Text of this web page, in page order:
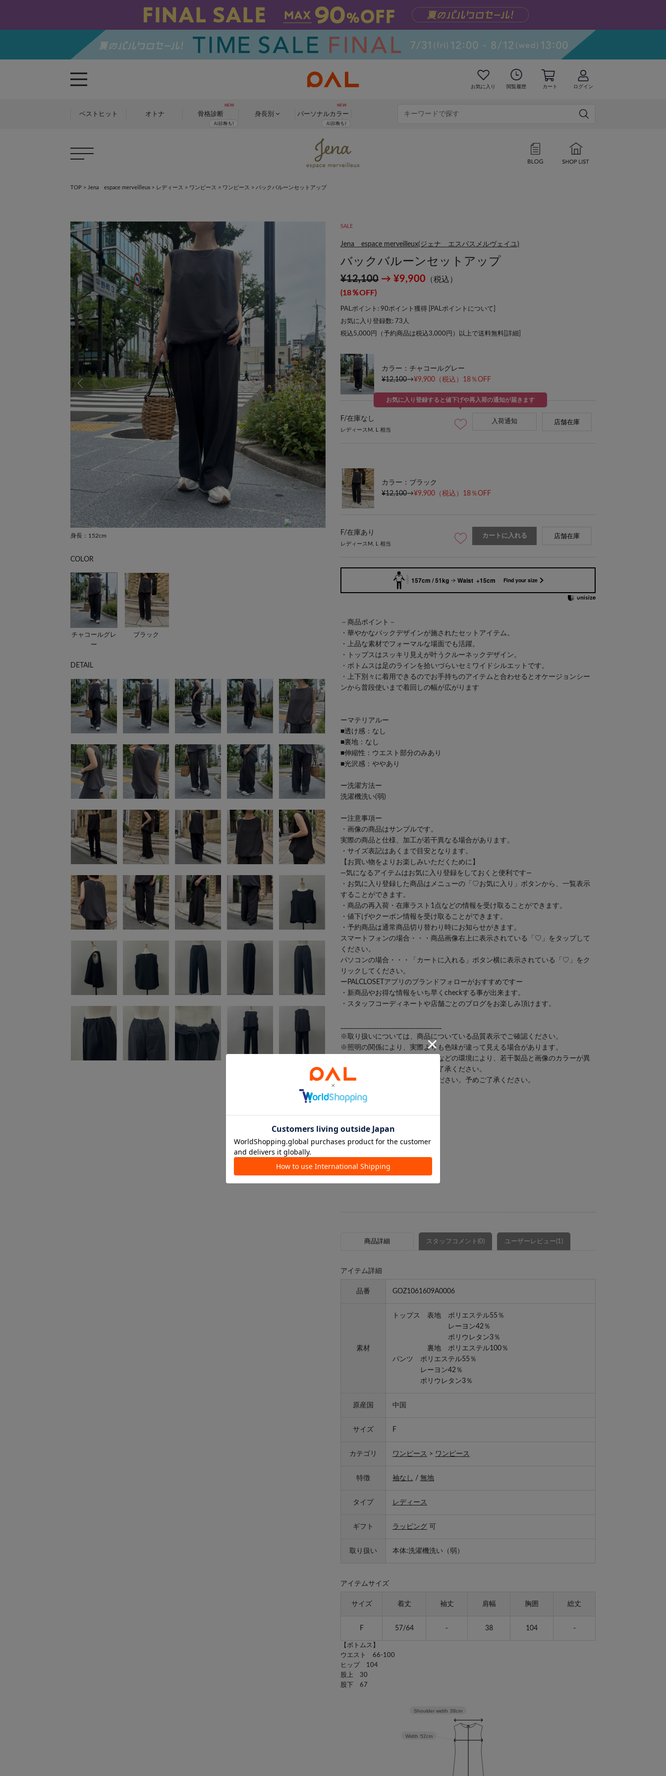
お気に入り 閲覧履歴 カート ログイン
ベストヒット オトナ 骨格診断 身長別 パーソナルカラー
TOP > Jena espace merveilleux > レディース > ワンピース > ワンピース > バックバルーンセットアップ
身長：152cm 身長：152cm
COLOR
チャコールグレ
ー
ブラック
DETAIL
SALE
Jena espace merveilleux(ジェナ エスパスメルヴェイユ)
バックバルーンセットアップ
¥12,100 → ¥9,900 （税込）
(18％OFF)
PALポイント: 90ポイント獲得 [ PALポイントについて
お気に入り登録数: 73 人
税込5,000円（予約商品は税込3,000円）以上で送料無料[ 詳細
カラー：チャコールグレー
¥12,100→¥9,900 （税込）18％OFF
F/在庫なし
レディースM, L 相当
お気に入り登録すると値下げや再入荷の通知が届きます
入荷通知 店舗在庫
カラー：ブラック
¥12,100→¥9,900 （税込）18％OFF
F/在庫あり
レディースM, L 相当
カートに入れる 店舗在庫
157cm / 51kg Waist +15cm Find your size
－商品ポイント－
・華やかなバックデザインが施されたセットアイテム。
・上品な素材でフォーマルな場面でも活躍。
・トップスはスッキリ見えが叶うクルーネックデザイン。
・ボトムスは足のラインを拾いづらいセミワイドシルエットです。
・上下別々に着用できるのでお手持ちのアイテムと合わせるとオケージョンシー
ンから普段使いまで着回しの幅が広がります
ーマテリアルー
■透け感：なし
■裏地：なし
■伸縮性：ウエスト部分のみあり
■光沢感：ややあり
ー洗濯方法ー
洗濯機洗い(弱)
ー注意事項ー
・画像の商品はサンプルです。
実際の商品と仕様、加工が若干異なる場合があります。
・サイズ表記はあくまで目安となります。
【お買い物をよりお楽しみいただくために】
―気になるアイテムはお気に入り登録をしておくと便利です―
・お気に入り登録した商品はメニューの「♡お気に入り」ボタンから、一覧表示
することができます。
・商品の再入荷・在庫ラスト1点などの情報を受け取ることができます。
・値下げやクーポン情報を受け取ることができます。
・予約商品は通常商品切り替わり時にお知らせがきます。
スマートフォンの場合・・・商品画像右上に表示されている「♡」をタップして
ください。
パソコンの場合・・・「カートに入れる」ボタン横に表示されている「♡」をク
リックしてください。
ーPALCLOSETアプリのブランドフォローがおすすめですー
・新商品やお得な情報をいち早くcheckする事が出来ます。
・スタッフコーディネートや店舗ごとのブログをお楽しみ頂けます。
※取り扱いについては、商品についている品質表示でご確認ください。
※照明の関係により、実際よりも色味が違って見える場合があります。
またパソコン・スマートフォンなどの環境により、若干製品と画像のカラーが異
なる場合もございます。予めご了承ください。
※詳細画像の色合いをご参照ください。予めご了承ください。
商品詳細 スタッフコメント(0) ユーザーレビュー(1)
アイテム詳細
品番 GOZ1061609A0006
素材
トップス 表地 ポリエステル55％
レーヨン42％
ポリウレタン3％
裏地 ポリエステル100％
パンツ ポリエステル55％
レーヨン42％
ポリウレタン3％
原産国 中国
サイズ F
カテゴリ ワンピース > ワンピース
特徴 袖なし / 無地
タイプ レディース
ギフト ラッピング 可
取り扱い 本体:洗濯機洗い（弱）
アイテムサイズ
サイズ 着丈 袖丈 肩幅 胸囲 総丈
F 57/64 - 38 104 -
【ボトムス】
ウエスト 66-100
ヒップ 104
股上 30
股下 67
Width 52cm
Shoulder width 38cm